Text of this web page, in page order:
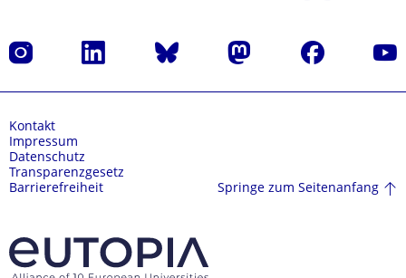
Instagram LinkedIn Bluesky Mastodon Facebook
Kontakt
Impressum
Datenschutz
Transparenzgesetz
Barrierefreiheit
Springe zum Seitenanfang